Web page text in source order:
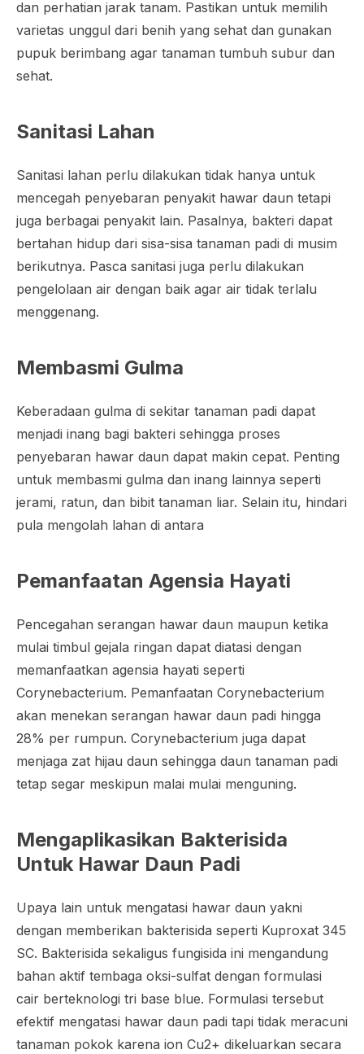
dan perhatian jarak tanam. Pastikan untuk memilih
varietas unggul dari benih yang sehat dan gunakan
pupuk berimbang agar tanaman tumbuh subur dan
sehat.
Sanitasi Lahan
Sanitasi lahan perlu dilakukan tidak hanya untuk
mencegah penyebaran penyakit hawar daun tetapi
juga berbagai penyakit lain. Pasalnya, bakteri dapat
bertahan hidup dari sisa-sisa tanaman padi di musim
berikutnya. Pasca sanitasi juga perlu dilakukan
pengelolaan air dengan baik agar air tidak terlalu
menggenang.
Membasmi Gulma
Keberadaan gulma di sekitar tanaman padi dapat
menjadi inang bagi bakteri sehingga proses
penyebaran hawar daun dapat makin cepat. Penting
untuk membasmi gulma dan inang lainnya seperti
jerami, ratun, dan bibit tanaman liar. Selain itu, hindari
pula mengolah lahan di antara
Pemanfaatan Agensia Hayati
Pencegahan serangan hawar daun maupun ketika
mulai timbul gejala ringan dapat diatasi dengan
memanfaatkan agensia hayati seperti
Corynebacterium. Pemanfaatan Corynebacterium
akan menekan serangan hawar daun padi hingga
28% per rumpun. Corynebacterium juga dapat
menjaga zat hijau daun sehingga daun tanaman padi
tetap segar meskipun malai mulai menguning.
Mengaplikasikan Bakterisida
Untuk Hawar Daun Padi
Upaya lain untuk mengatasi hawar daun yakni
dengan memberikan bakterisida seperti Kuproxat 345
SC. Bakterisida sekaligus fungisida ini mengandung
bahan aktif tembaga oksi-sulfat dengan formulasi
cair berteknologi tri base blue. Formulasi tersebut
efektif mengatasi hawar daun padi tapi tidak meracuni
tanaman pokok karena ion Cu2+ dikeluarkan secara